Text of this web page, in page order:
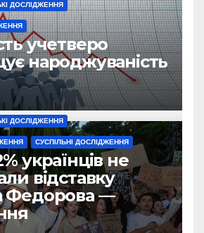
ДОСЛІДЖЕННЯ
учетверо
народжуваність
ДОСЛІДЖЕННЯ
СУСПІЛЬНІ ДОСЛІДЖЕННЯ
українців не
відставку
Федорова —